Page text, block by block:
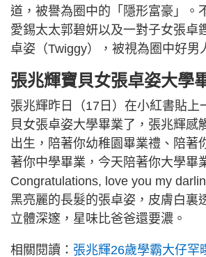
道，被譽為圈中的「隱形富豪」。
愛錫太太郭碧妍以及一對子女張卓
卓姿（Twiggy），被視為圈中好男
張兆輝寶貝女張卓姿大學
張兆輝昨日（17日）在小紅書貼上
貝女張卓姿大學畢業了，張兆輝感
出生，陪著你幼稚園畢業禮、陪著
著你中學畢業，今天陪著你大學畢
Congratulations, love you my
黑亮麗的長髮的張卓姿，皮膚白裏
立體深邃，星味比爸爸還要濃。
相關閱讀： 張兆輝26歲學霸大仔罕